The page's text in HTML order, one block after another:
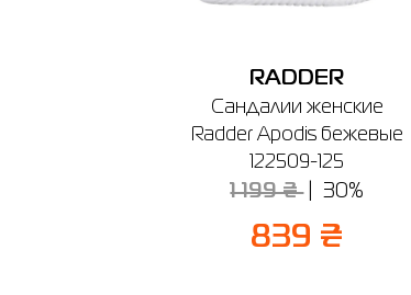
RADDER
Сандалии женские
Radder Apodis бежевые
122509-125
1 199 ₴ 30%
839 ₴